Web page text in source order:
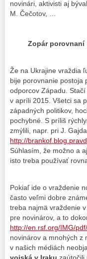
novinári, aktivisti aj
M. Čečotov, …
Zopár porovnaní
Že na Ukrajine vraždia
bije porovnanie postoja
odporcov Západu. Stačí
v apríli 2015. Všetci sa
západných politikov,
pochybné. S príliš
zmýlili, napr. pri J.
http://
Súhlasím, že možno a
isto treba používať
Pokiaľ ide o vraždenie
často veľmi dobre
treba najmä vraždenie
pre novinárov, a to
http://en.rsf.org/IMG/
novinárov a mnohých z
v našich médiách